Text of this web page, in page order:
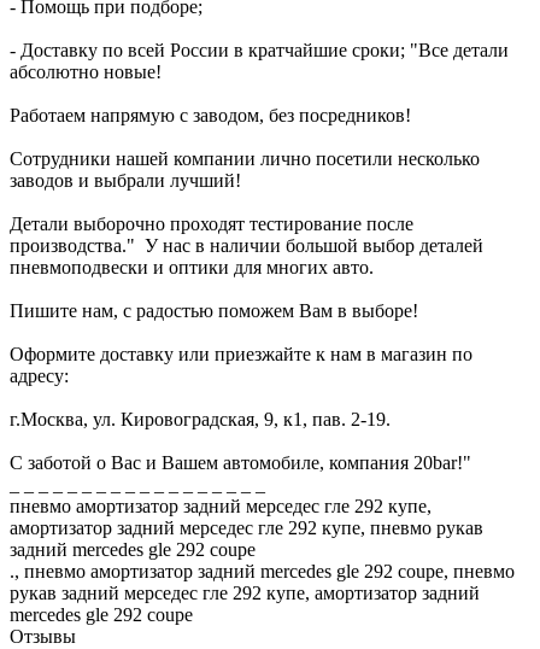
- Помощь при подборе;
- Доставку по всей России в кратчайшие сроки; "Все детали
абсолютно новые!
Работаем напрямую с заводом, без посредников!
Сотрудники нашей компании лично посетили несколько
заводов и выбрали лучший!
Детали выборочно проходят тестирование после
производства." У нас в наличии большой выбор деталей
пневмоподвески и оптики для многих авто.
Пишите нам, с радостью поможем Вам в выборе!
Оформите доставку или приезжайте к нам в магазин по
адресу:
г.Москва, ул. Кировоградская, 9, к1, пав. 2-19.
С заботой о Вас и Вашем автомобиле, компания 20bar!"
пневмо амортизатор задний мерседес гле 292 купе,
амортизатор задний мерседес гле 292 купе, пневмо рукав
задний mercedes gle 292 coupe
., пневмо амортизатор задний mercedes gle 292 coupe, пневмо
рукав задний мерседес гле 292 купе, амортизатор задний
mercedes gle 292 coupe
Отзывы